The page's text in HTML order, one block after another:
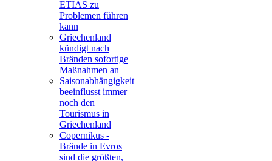
ETIAS zu
Problemen führen
kann
Griechenland
kündigt nach
Bränden sofortige
Maßnahmen an
Saisonabhängigkeit
beeinflusst immer
noch den
Tourismus in
Griechenland
Copernikus -
Brände in Evros
sind die größten,